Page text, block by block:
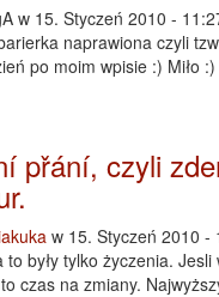
w 15. Styczeń 2010 -
naprawiona czyli
po moim wpisie :) Miło :)
přání, czyli
w 15. Styczeń 2010 -
to były tylko życzenia.
czas na zmiany.